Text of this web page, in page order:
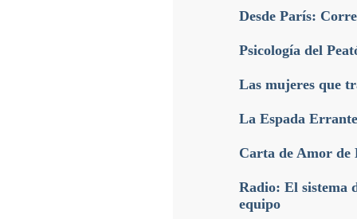
Desde París:
Psicología del
Las mujeres que
La Espada Errante
Carta de Amor
Radio: El sistema
equipo